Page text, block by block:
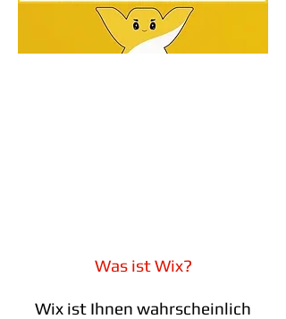
Was ist Wix?
Wix ist Ihnen wahrscheinlich